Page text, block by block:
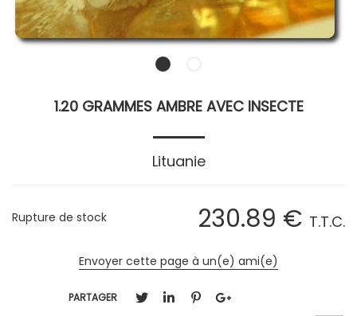
1.20 GRAMMES AMBRE AVEC INSECTE
Lituanie
230.89 € T.T.C.
Rupture de stock
Envoyer cette page à un(e) ami(e)
PARTAGER